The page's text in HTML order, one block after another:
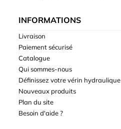
INFORMATIONS
Livraison
Paiement sécurisé
Catalogue
Qui sommes-nous
Définissez votre vérin hydraulique
Nouveaux produits
Plan du site
Besoin d'aide ?